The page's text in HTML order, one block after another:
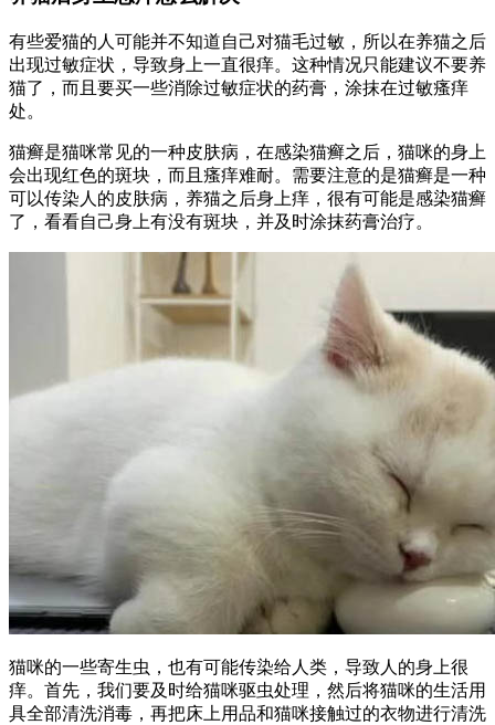
有些爱猫的人可能并不知道自己对猫毛过敏，所以在养猫之后
出现过敏症状，导致身上一直很痒。这种情况只能建议不要养
猫了，而且要买一些消除过敏症状的药膏，涂抹在过敏瘙痒
处。
猫癣是猫咪常见的一种皮肤病，在感染猫癣之后，猫咪的身上
会出现红色的斑块，而且瘙痒难耐。需要注意的是猫癣是一种
可以传染人的皮肤病，养猫之后身上痒，很有可能是感染猫癣
了，看看自己身上有没有斑块，并及时涂抹药膏治疗。
猫咪的一些寄生虫，也有可能传染给人类，导致人的身上很
痒。首先，我们要及时给猫咪驱虫处理，然后将猫咪的生活用
具全部清洗消毒，再把床上用品和猫咪接触过的衣物进行清洗